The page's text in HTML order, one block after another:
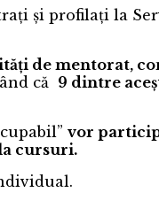
și profilați la
de mentorat,
că 9 dintre
vor
cursuri.